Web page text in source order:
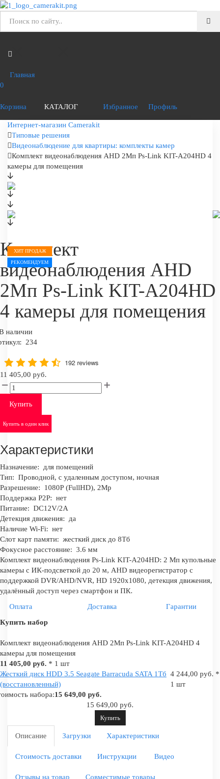
Главная
0
Корзина КАТАЛОГ Избранное Профиль
Интернет-магазин Camerakit
Типовые решения
Видеонаблюдение для квартиры: комплекты камер
Комплект видеонаблюдения AHD 2Мп Ps-Link KIT-A204HD 4
камеры для помещения
ХИТ ПРОДАЖ
РЕКОМЕНДУЕМ
Комплект
видеонаблюдения AHD
2Мп Ps-Link KIT-A204HD
4 камеры для помещения
наличии
234
192 reviews
11 405,00 руб.
Купить
Купить в один клик
Характеристики
Назначение:
для помещений
Тип: Проводной, с удаленным доступом, ночная
Разрешение:
1080Р (FullHD), 2Mp
Поддержка P2P: нет
Питание: DC12V/2A
Детекция движения:
да
Наличие Wi-Fi: нет
Слот карт памяти: жесткий диск до 8Тб
Фокусное расстояние: 3.6 мм
Комплект видеонаблюдения Ps-Link KIT-A204HD: 2 Мп купольные
камеры с ИК-подсветкой до 20 м, AHD видеорегистратор с
поддержкой DVR/AHD/NVR, HD 1920x1080, детекция движения,
удалённый доступ через смартфон и ПК.
Оплата
Доставка
Гарантии
Купить набор
Комплект видеонаблюдения AHD 2Мп Ps-Link KIT-A204HD 4
камеры для помещения
11 405,00 руб. * 1 шт
Жесткий диск HDD 3.5 Seagate Barracuda SATA 1Tб
(восстановленный)
4 244,00 руб. *
1 шт
набора:15 649,00 руб.
15 649,00 руб.
Купить
Описание Загрузки Характеристики
Стоимость доставки Инструкции Видео
Отзывы на товар
Совместимые товары